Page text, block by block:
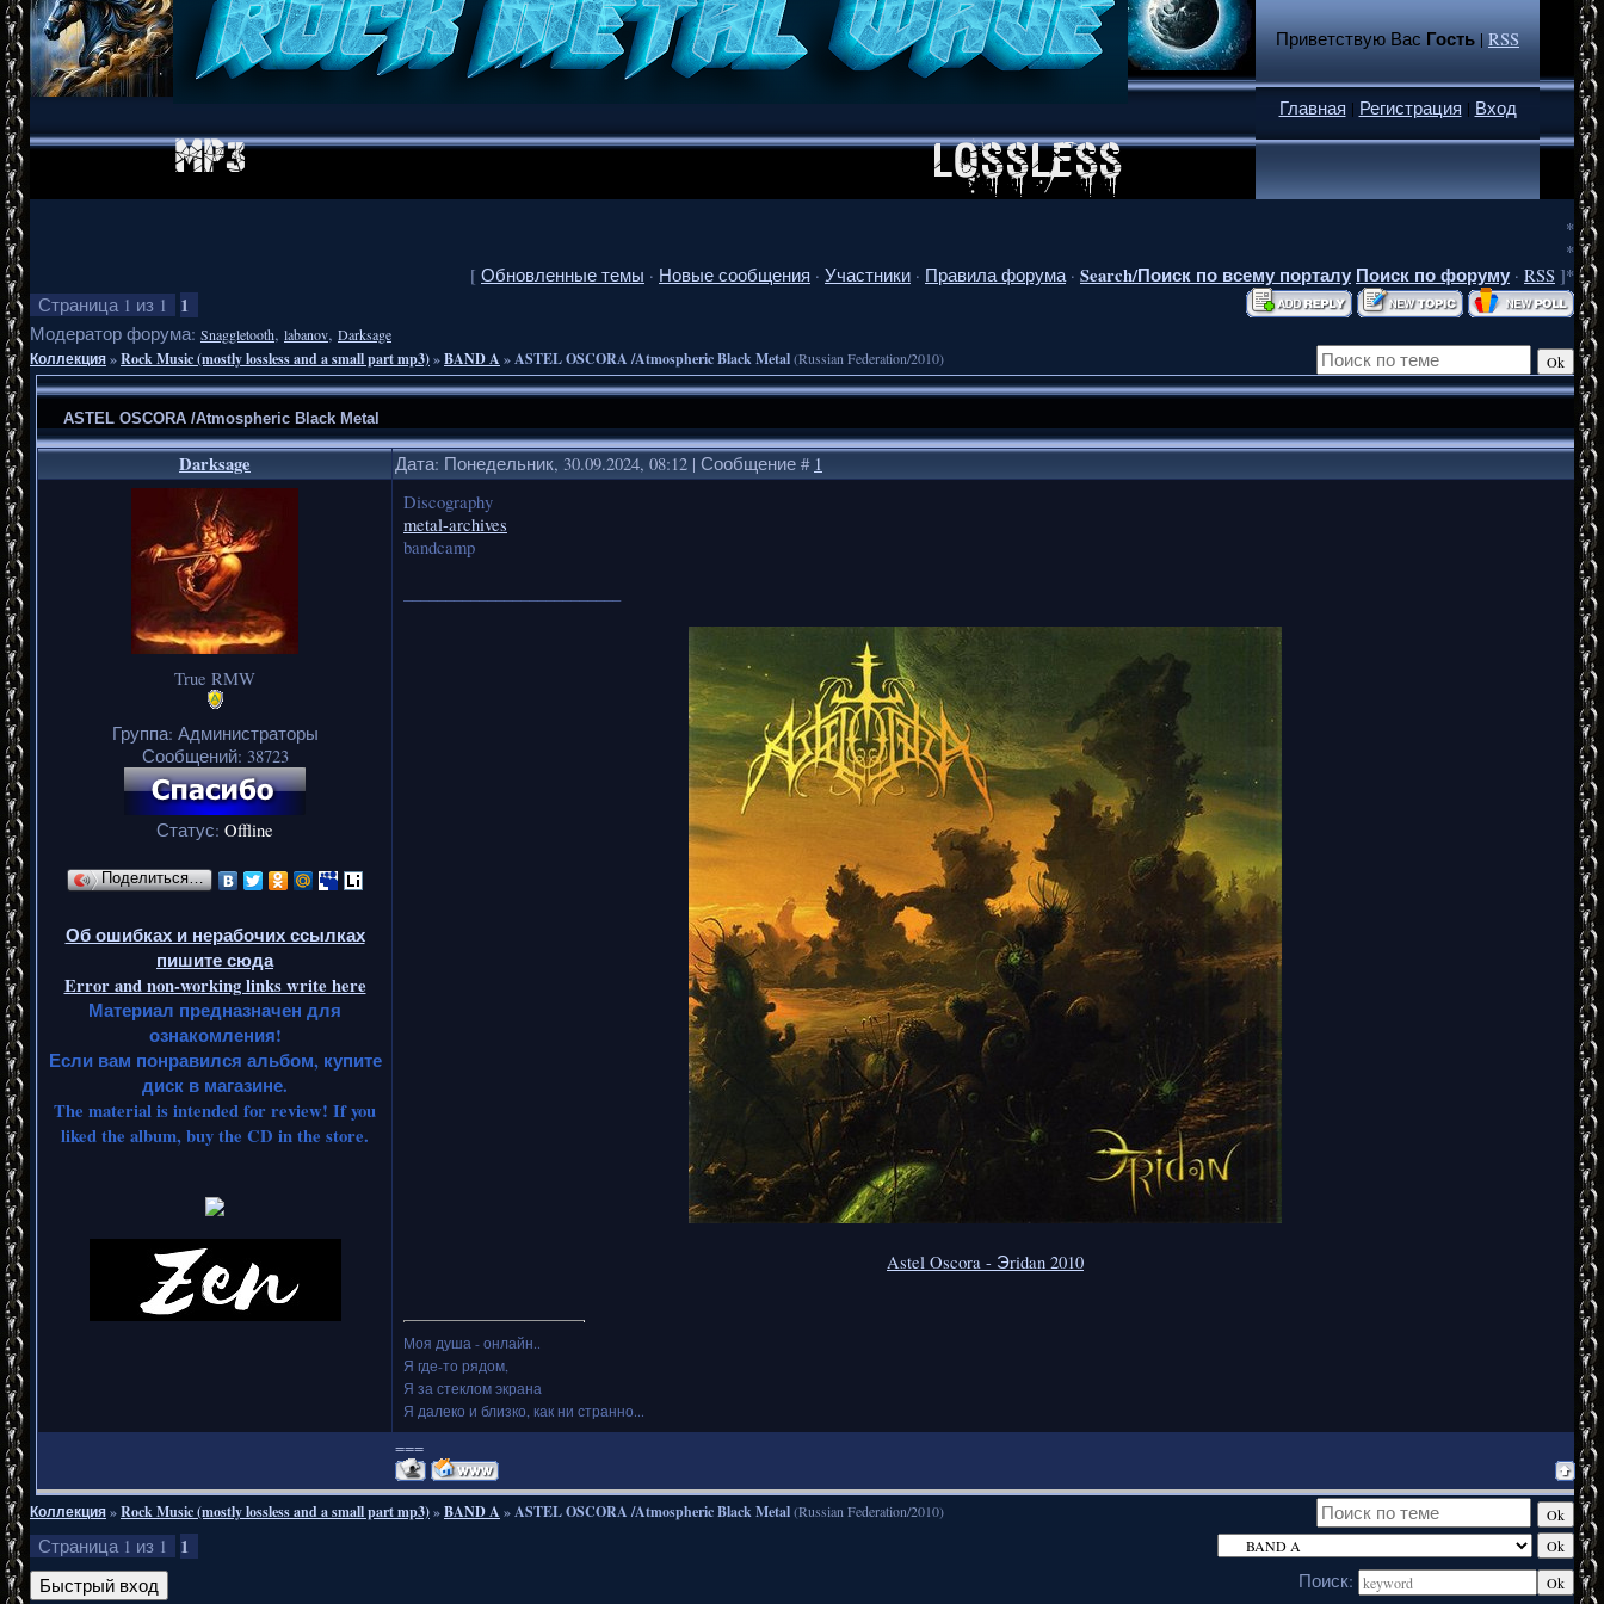
Приветствую Вас Гость|RSS
Главная | Регистрация | Вход
*
*
[ Обновленные темы · Новые сообщения · Участники · Правила форума · Search/Поиск по всему порталу Поиск по форуму · RSS ]*
Страница 1 из 1 1
Модератор форума: Snaggletooth, labanov, Darksage
Коллекция»Rock Music (mostly lossless and a small part mp3)»BAND A »ASTEL OSCORA /Atmospheric Black Metal(Russian Federation/2010)
ASTEL OSCORA /Atmospheric Black Metal
Darksage Дата: Понедельник, 30.09.2024, 08:12 | Сообщение # 1
True RMW
Группа: Администраторы
Сообщений: 38723
Статус: Offline
Поделиться…
Об ошибках и нерабочих ссылках
пишите сюда
Error and non-working links write here
Материал предназначен для
ознакомления!
Если вам понравился альбом, купите
диск в магазине.
The material is intended for review! If you
liked the album, buy the CD in the store.
Discography
metal-archives
bandcamp
Astel Oscora - Эridan 2010
Моя душа - онлайн..
Я где-то рядом,
Я за стеклом экрана
Я далеко и близко, как ни странно...
===
Коллекция»Rock Music (mostly lossless and a small part mp3)»BAND A »ASTEL OSCORA /Atmospheric Black Metal(Russian Federation/2010)
Страница 1 из 1 1
Поиск: